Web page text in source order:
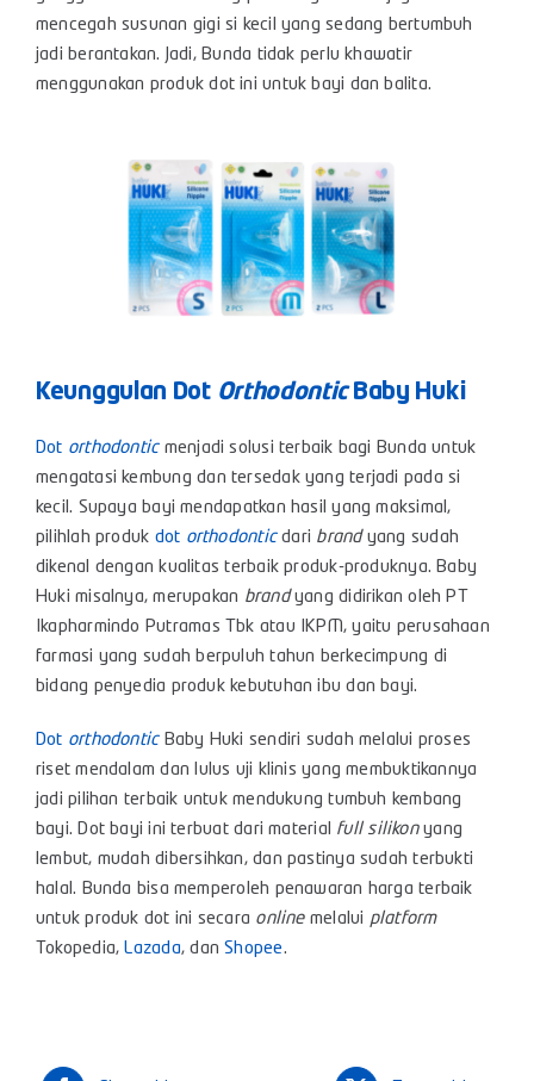
mencegah susunan gigi si kecil yang sedang bertumbuh
jadi berantakan. Jadi, Bunda tidak perlu khawatir
menggunakan produk dot ini untuk bayi dan balita.
Keunggulan Dot OrthodonticBaby Huki
Dot orthodonticmenjadi solusi terbaik bagi Bunda untuk
mengatasi kembung dan tersedak yang terjadi pada si
kecil. Supaya bayi mendapatkan hasil yang maksimal,
pilihlah produk dot orthodonticdari brandyang sudah
dikenal dengan kualitas terbaik produk-produknya. Baby
Huki misalnya, merupakan brandyang didirikan oleh PT
Ikapharmindo Putramas Tbk atau IKPM, yaitu perusahaan
farmasi yang sudah berpuluh tahun berkecimpung di
bidang penyedia produk kebutuhan ibu dan bayi.
Dot orthodonticBaby Huki sendiri sudah melalui proses
riset mendalam dan lulus uji klinis yang membuktikannya
jadi pilihan terbaik untuk mendukung tumbuh kembang
bayi. Dot bayi ini terbuat dari material full silikonyang
lembut, mudah dibersihkan, dan pastinya sudah terbukti
halal. Bunda bisa memperoleh penawaran harga terbaik
untuk produk dot ini secara onlinemelalui platform
Tokopedia,Lazada, danShopee.